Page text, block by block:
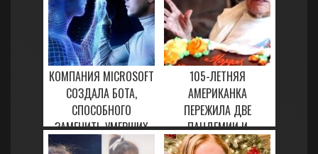
КОМПАНИЯ MICROSOFT
СОЗДАЛА БОТА,
СПОСОБНОГО
ЗАМЕНИТЬ УМЕРШИХ
ЛЮДЕЙ
105-ЛЕТНЯЯ
АМЕРИКАНКА
ПЕРЕЖИЛА ДВЕ
ПАНДЕМИИ И
ПОБЕДИЛА COVID-19